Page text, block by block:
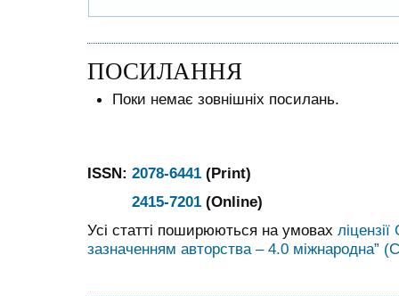
ПОСИЛАННЯ
Поки немає зовнішніх посилань.
ISSN: 2078-6441 (Print)
2415-7201 (Online)
Усі статті поширюються на умовах
зазначенням авторства – 4.0 міжнародна”